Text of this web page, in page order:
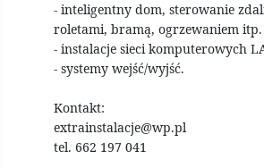
- inteligentny dom, sterowanie
roletami, bramą, ogrzewaniem itp.
- instalacje sieci komputerowych
- systemy wejść/wyjść.
Kontakt:
extrainstalacje@wp.pl
tel. 662 197 041